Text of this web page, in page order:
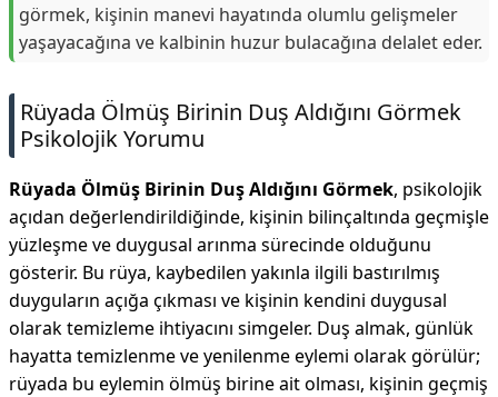
görmek, kişinin manevi hayatında olumlu gelişmeler
yaşayacağına ve kalbinin huzur bulacağına delalet eder.
Rüyada Ölmüş Birinin Duş Aldığını Görmek
Psikolojik Yorumu
Rüyada Ölmüş Birinin Duş Aldığını Görmek, psikolojik
açıdan değerlendirildiğinde, kişinin bilinçaltında geçmişle
yüzleşme ve duygusal arınma sürecinde olduğunu
gösterir. Bu rüya, kaybedilen yakınla ilgili bastırılmış
duyguların açığa çıkması ve kişinin kendini duygusal
olarak temizleme ihtiyacını simgeler. Duş almak, günlük
hayatta temizlenme ve yenilenme eylemi olarak görülür;
rüyada bu eylemin ölmüş birine ait olması, kişinin geçmiş